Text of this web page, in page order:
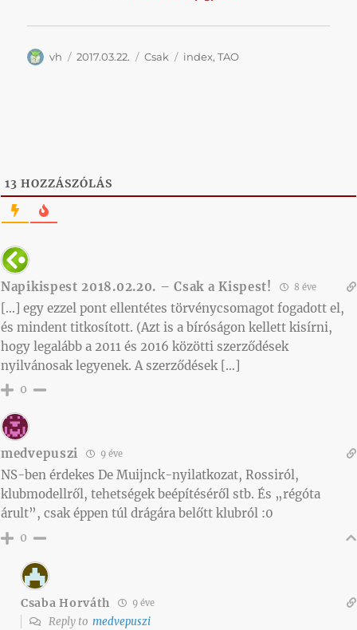
Szerző
vh Közzétéve
2017.03.22. Kategória
Csak Címke
index,TAO
13 HOZZÁSZÓLÁS
Napikispest 2018.02.20. – Csak a Kispest! 8 éve
[…] egy ezzel pont ellentétes törvénycsomagot fogadott el,
és mindent titkosított. (Azt is a bíróságon kellett kisírni,
hogy legalább a 2011 és 2016 közötti szerződések
nyilvánosak legyenek. A szerződések […]
0
medvepuszi 9 éve
NS-ben érdekes De Muijnck-nyilatkozat, Rossiról,
klubmodellről, tehetségek beépítéséről stb. És „régóta
árult”, csak éppen túl drágára belőtt klubról :0
0
Csaba Horváth 9 éve
Reply to medvepuszi